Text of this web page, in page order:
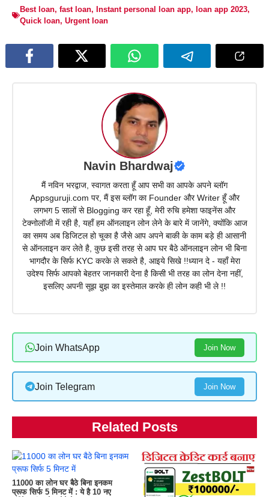
Best loan, fast loan, Instant personal loan app, loan app 2023,
Quick loan, Urgent loan
Navin Bhardwaj
मैं नविन भरद्वाज, स्वागत करता हूँ आप सभी का आपके अपने ब्लॉग
Appsguruji.com पर, मैं इस ब्लॉग का Founder और Writer हूँ और
लगभग 5 सालों से Blogging कर रहा हूँ, मेरी रुचि हमेशा फाइनेंस और
टेक्नोलॉजी में रही है, यहाँ हम ऑनलाइन लोन लेने के बारे में जानेंगे, क्योंकि आज
का समय अब डिजिटल हो चूका है जैसे आप अपने बाकी के काम बड़े ही आसानी
से ऑनलाइन कर लेते है, कुछ इसी तरह से आप घर बैठे ऑनलाइन लोन भी बिना
भागदौर के सिर्फ KYC करके ले सकते है, आइये सिखे !!ध्यान दे - यहाँ मेरा
उदेश्य सिर्फ आपको बेहतर जानकारी देना है किसी भी तरह का लोन देना नहीं,
इसलिए अपनी सूझ बुझ का इस्तेमाल करके ही लोन कही भी ले !!
Join WhatsApp Join Now
Join Telegram Join Now
Related Posts
11000 का लोन घर बैठे बिना इनकम
प्रूफ सिर्फ 5 मिनट में : ये है 10 नए